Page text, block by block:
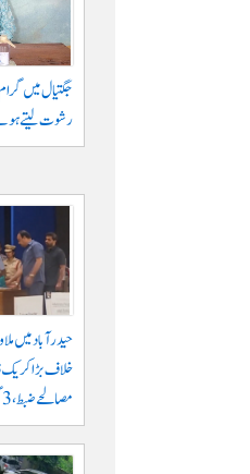
رشوت لیتے
حیدرآباد میں
مصالحے ضبط، 3 گرفتار